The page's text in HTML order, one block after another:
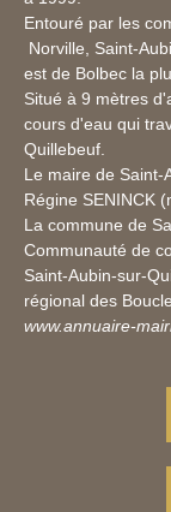
Entouré par les
Norville, Saint-
est de Bolbec la
Situé à 9 mètres
cours d'eau qui
Quillebeuf.
Le maire de Saint-
Régine SENINCK
La commune de
Communauté de
Saint-Aubin-sur-
régional des
www.annuaire-